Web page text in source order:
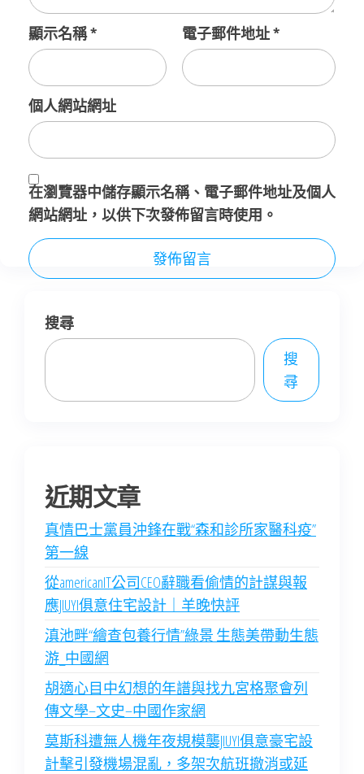
顯示名稱* 電子郵件地址*
個人網站網址
在瀏覽器中儲存顯示名稱、電子郵件地址及個人
網站網址，以供下次發佈留言時使用。
搜尋
搜
尋
近期文章
真情巴士黨員沖鋒在戰“森和診所家醫科疫”
第一線
從americanIT公司CEO辭職看偷情的計謀與報
應JIUYI俱意住宅設計｜羊晚快評
滇池畔“繪查包養行情”綠景 生態美帶動生態
游_中國網
胡適心目中幻想的年譜與找九宮格聚會列
傳文學–文史–中國作家網
莫斯科遭無人機年夜規模襲JIUYI俱意豪宅設
計擊引發機場混亂，多架次航班撤消或延